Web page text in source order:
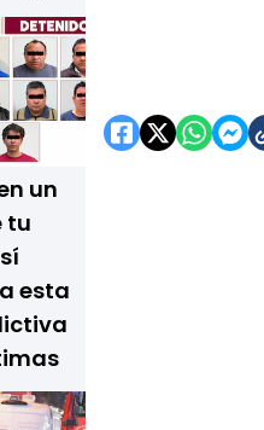
un
tu
esta